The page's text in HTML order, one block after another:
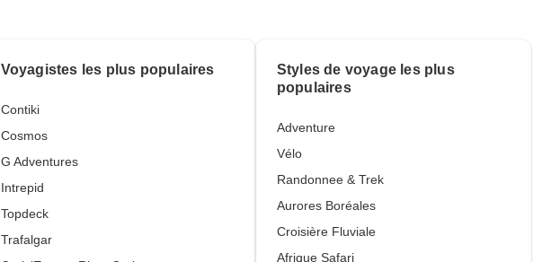
Voyagistes les plus populaires
Contiki
Cosmos
G Adventures
Intrepid
Topdeck
Trafalgar
Styles de voyage les plus
populaires
Adventure
Vélo
Randonnee & Trek
Aurores Boréales
Croisière Fluviale
Afrique Safari